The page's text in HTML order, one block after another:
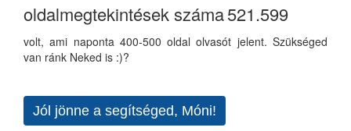
oldalmegtekintések száma521.599
volt, ami naponta 400-500 oldal olvasót jelent. Szükséged
van ránk Neked is :)?
Jól jönne a segítséged, Móni!